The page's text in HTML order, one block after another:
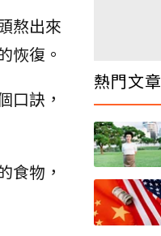
熬出來
恢復。
口訣，
食物，
熱門文章